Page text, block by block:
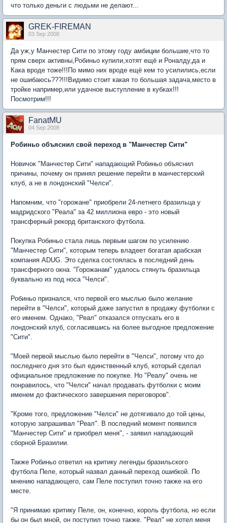
что только деньги с людьми не делают...
GREK-FIREMAN
03 Sep 2008
Да уж,у Манчестер Сити по этому году амбиции большие,что то
прям сверх активны,Робиньо купили,хотят ещё и Роналду,да и
Кака вроде тоже!!!По мимо них вроде ещё кем то усилились,если
не ошибаюсь???!!!Видимо стоит какая то большая задача,место в
тройке например,или удачное выступление в кубках!!!
Посмотрим!!!
FanatMU
04 Sep 2008
Робиньо объяснил свой переход в "Манчестер Сити"
Новичок "Манчестер Сити" нападающий Робиньо объяснил
причины, почему он принял решение перейти в манчестерский
клуб, а не в лондонский "Челси".
Напомним, что "горожане" приобрели 24-летнего бразильца у
мадридского "Реала" за 42 миллиона евро - это новый
трансферный рекорд британского футбола.
Покупка Робиньо стала лишь первым шагом по усилению
"Манчестер Сити", которым теперь владеет богатая арабская
компания ADUG. Это сделка состоялась в последний день
трансферного окна. "Горожанам" удалось стянуть бразильца
буквально из под носа "Челси".
Робиньо признался, что первой его мыслью было желание
перейти в "Челси", который даже запустил в продажу футболки с
его именем. Однако, "Реал" отказался отпускать его в
лондонский клуб, согласившись на более выгодное предложение
"Сити".
"Моей первой мыслью было перейти в "Челси", потому что до
последнего дня это был единственный клуб, который сделал
официальное предложение по покупке. Но "Реалу" очень не
понравилось, что "Челси" начал продавать футболки с моим
именем до фактического завершения переговоров".
"Кроме того, предложение "Челси" не дотягивало до той цены,
которую запрашивал "Реал". В последний момент появился
"Манчестер Сити" и приобрел меня", - заявил нападающий
сборной Бразилии.
Также Робиньо ответил на критику легенды бразильского
футбола Пеле, который назвал данный переход ошибкой. По
мнению нападающего, сам Пеле поступил точно также на его
месте.
"Я принимаю критику Пеле, он, конечно, король футбола, но если
бы он был мной, он поступил точно также. "Реал" не хотел меня